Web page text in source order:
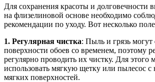
Для сохранения красоты и долговечности
на флизелиновой основе необходимо
рекомендации по уходу. Вот несколько
1. Регулярная чистка: Пыль и грязь могут
поверхности обоев со временем, поэтому
регулярно проводить их чистку. Для этого
использовать мягкую щетку или пылесос с
мягких поверхностей.